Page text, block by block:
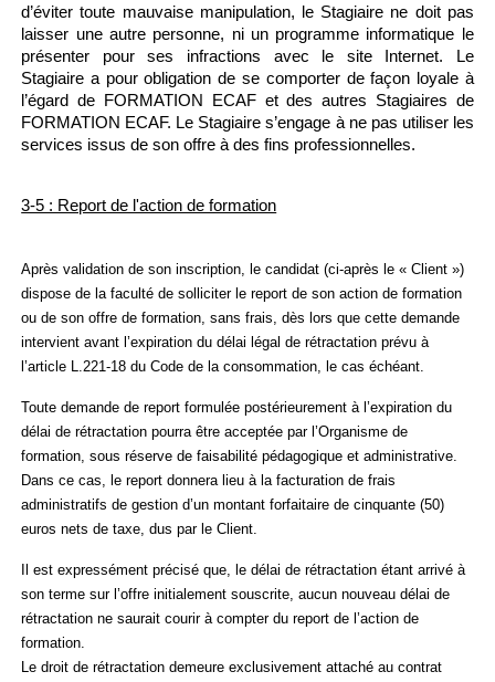
d’éviter toute mauvaise manipulation, le Stagiaire ne doit pas
laisser une autre personne, ni un programme informatique le
présenter pour ses infractions avec le site Internet. Le
Stagiaire a pour obligation de se comporter de façon loyale à
l’égard de FORMATION ECAF et des autres Stagiaires de
FORMATION ECAF. Le Stagiaire s’engage à ne pas utiliser les
services issus de son offre à des fins professionnelles.
3-5 : Report de l'action de formation
Après validation de son inscription, le candidat (ci-après le « Client »)
dispose de la faculté de solliciter le report de son action de formation
ou de son offre de formation, sans frais, dès lors que cette demande
intervient avant l’expiration du délai légal de rétractation prévu à
l’article L.221-18 du Code de la consommation, le cas échéant.
Toute demande de report formulée postérieurement à l’expiration du
délai de rétractation pourra être acceptée par l’Organisme de
formation, sous réserve de faisabilité pédagogique et administrative.
Dans ce cas, le report donnera lieu à la facturation de frais
administratifs de gestion d’un montant forfaitaire de cinquante (50)
euros nets de taxe, dus par le Client.
Il est expressément précisé que, le délai de rétractation étant arrivé à
son terme sur l’offre initialement souscrite, aucun nouveau délai de
rétractation ne saurait courir à compter du report de l’action de
formation.
Le droit de rétractation demeure exclusivement attaché au contrat